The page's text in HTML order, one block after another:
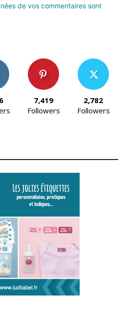
de vos commentaires sont
7,419
Followers
2,782
Followers